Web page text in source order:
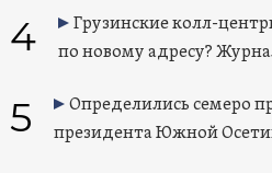
4
Грузинские колл-
по новому адресу?
5
Определились семеро
президента Южной